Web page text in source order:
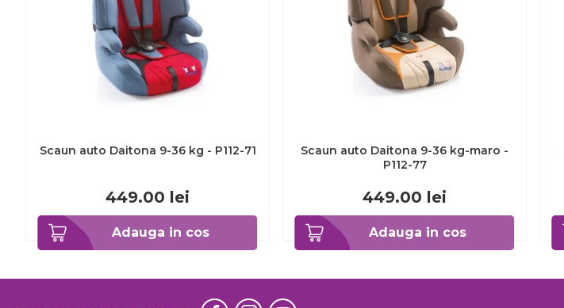
Adauga in cos
Scaun auto Daitona 9-36 kg - P112-71
449.00 lei
Adauga in cos
Scaun auto Daitona 9-36 kg-maro -
P112-77
449.00 lei